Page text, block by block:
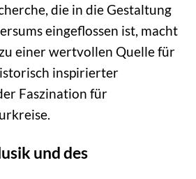
die in die Gestaltung
eingeflossen ist, macht
einer wertvollen Quelle für
inspirierter
Faszination für
und des